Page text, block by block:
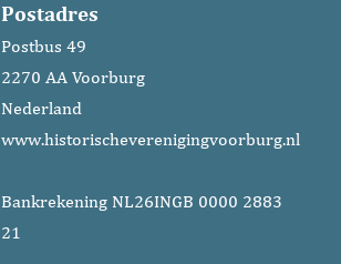
Postadres
Postbus 49
2270 AA Voorburg
Nederland
www.historischeverenigingvoorburg.nl
Bankrekening NL26INGB 0000 2883
21